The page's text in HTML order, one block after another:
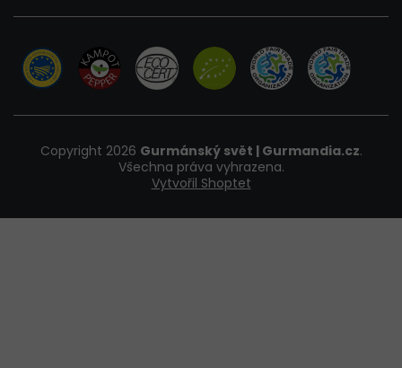
Vytvořil Shoptet
Copyright 2026 Gurmánský svět | Gurmandia.cz.
Všechna práva vyhrazena.